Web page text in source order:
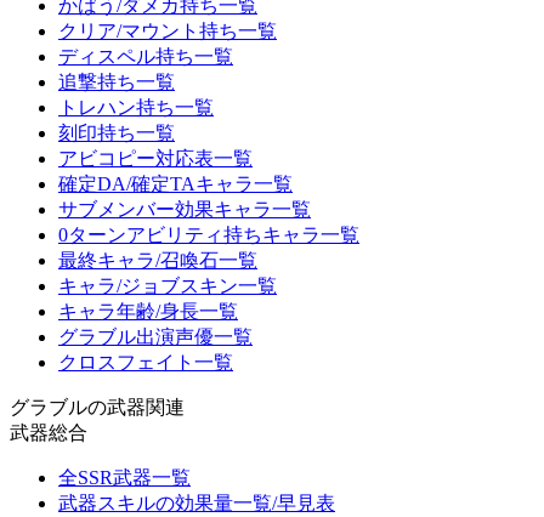
かばう/ダメカ持ち一覧
クリア/マウント持ち一覧
ディスペル持ち一覧
追撃持ち一覧
トレハン持ち一覧
刻印持ち一覧
アビコピー対応表一覧
確定DA/確定TAキャラ一覧
サブメンバー効果キャラ一覧
0ターンアビリティ持ちキャラ一覧
最終キャラ/召喚石一覧
キャラ/ジョブスキン一覧
キャラ年齢/身長一覧
グラブル出演声優一覧
クロスフェイト一覧
グラブルの武器関連
武器総合
全SSR武器一覧
武器スキルの効果量一覧/早見表